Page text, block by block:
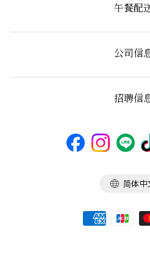
午餐配
公司信
招聘信
语
简体中